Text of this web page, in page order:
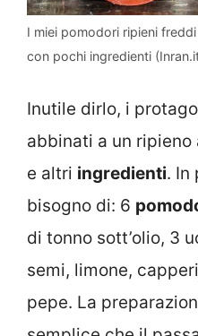
I miei pomodori ripieni
con pochi ingredienti
Inutile dirlo, i
abbinati a un ripieno
e altri ingredienti. In
bisogno di: 6
di tonno sott’olio, 3
semi, limone,
pepe. La